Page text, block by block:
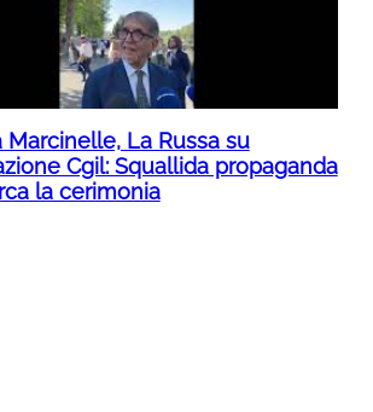
Marcinelle, La Russa su
Cgil: Squallida propaganda
la cerimonia